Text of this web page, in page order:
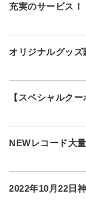
充実のサービス！
オリジナルグッズ
【スペシャルク
NEWレコード大量
2022年10月22日